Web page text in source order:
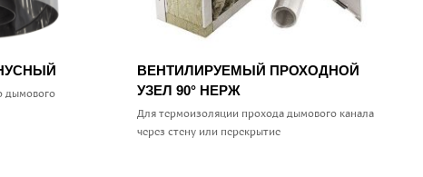
дымового
ВЕНТИЛИРУЕМЫЙ ПРОХОДНОЙ
УЗЕЛ 90° НЕРЖ
Для термоизоляции прохода дымового канала
через стену или перекрытие